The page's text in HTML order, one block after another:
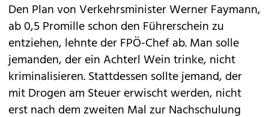
Den Plan von Verkehrsminister Werner Faymann,
ab 0,5 Promille schon den Führerschein zu
entziehen, lehnte der FPÖ-Chef ab. Man solle
jemanden, der ein Achterl Wein trinke, nicht
kriminalisieren. Stattdessen sollte jemand, der
mit Drogen am Steuer erwischt werden, nicht
erst nach dem zweiten Mal zur Nachschulung